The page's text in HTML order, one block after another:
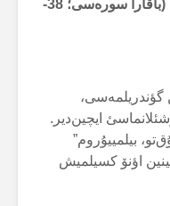
وە اۇنلار اۆزۆنتۆ چکمزلر.” دەدیک. (باقارا سورەسی؛ 38-
گؤندریلمەسی،
ایچین‌دیر.
بیلمییۇروم”
اؤنۆ کسیلمیش